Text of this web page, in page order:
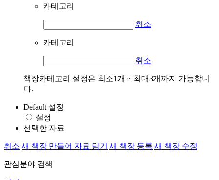
카테고리
취소
카테고리
취소
책장카테고리 설정은 최소1개 ~ 최대3개까지 가능합니
다.
Default 설정
설정
선택한 자료
취소 새 책장 만들어 자료 담기 새 책장 등록 새 책장 수정
관심분야 검색